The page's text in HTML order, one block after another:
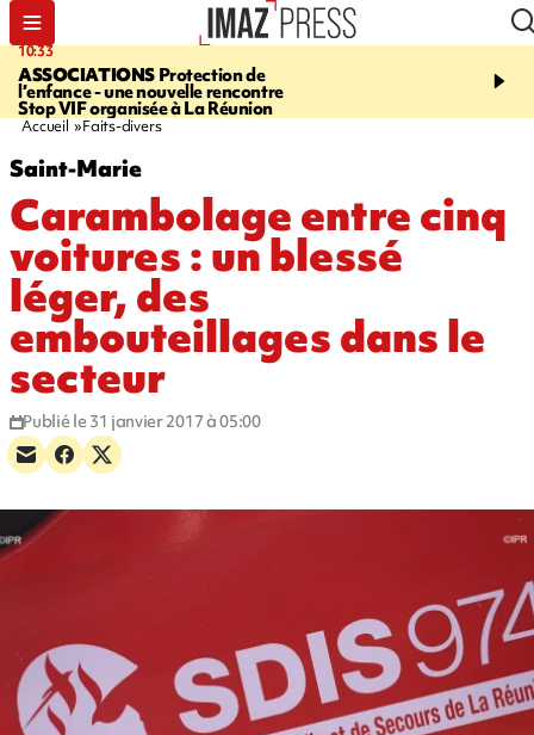
10:33
ASSOCIATIONSProtection de
l’enfance - une nouvelle rencontre
Stop VIF organisée à La Réunion
15:03
Vaste feu
l'ouest du pays, 20.000
Accueil Faits-divers
Saint-Marie
Carambolage entre cinq
voitures : un blessé
léger, des
embouteillages dans le
secteur
Publié le 31 janvier 2017 à 05:00